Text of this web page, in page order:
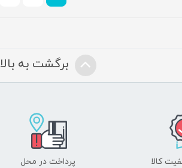
برگشت به بالا
کالا پرداخت در محل